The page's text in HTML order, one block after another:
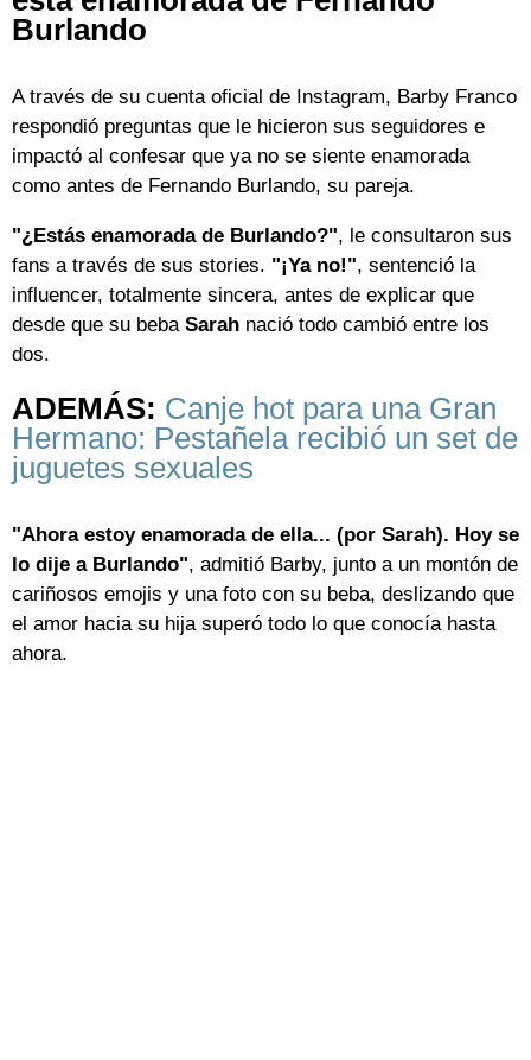
Burlando
A través de su cuenta oficial de Instagram, Barby Franco
respondió preguntas que le hicieron sus seguidores e
impactó al confesar que ya no se siente enamorada
como antes de Fernando Burlando, su pareja.
"¿Estás enamorada de Burlando?", le consultaron sus
fans a través de sus stories. "¡Ya no!", sentenció la
influencer, totalmente sincera, antes de explicar que
desde que su beba Sarah nació todo cambió entre los
dos.
ADEMÁS: Canje hot para una Gran
Hermano: Pestañela recibió un set de
juguetes sexuales
"Ahora estoy enamorada de ella... (por Sarah). Hoy se
lo dije a Burlando", admitió Barby, junto a un montón de
cariñosos emojis y una foto con su beba, deslizando que
el amor hacia su hija superó todo lo que conocía hasta
ahora.